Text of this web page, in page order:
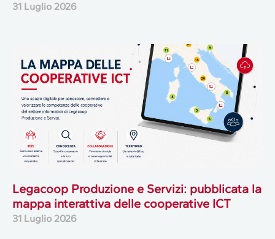
31 Luglio 2026
Legacoop Produzione e Servizi: pubblicata la
mappa interattiva delle cooperative ICT
31 Luglio 2026